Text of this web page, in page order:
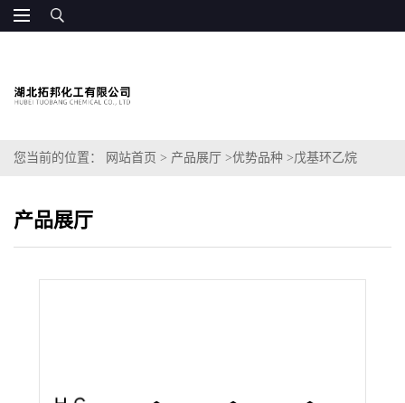
您当前的位置： 网站首页 > 产品展厅 >优势品种 >戊基环乙烷
产品展厅